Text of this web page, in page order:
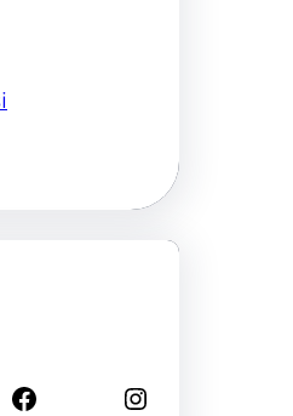
Facebook Instagram